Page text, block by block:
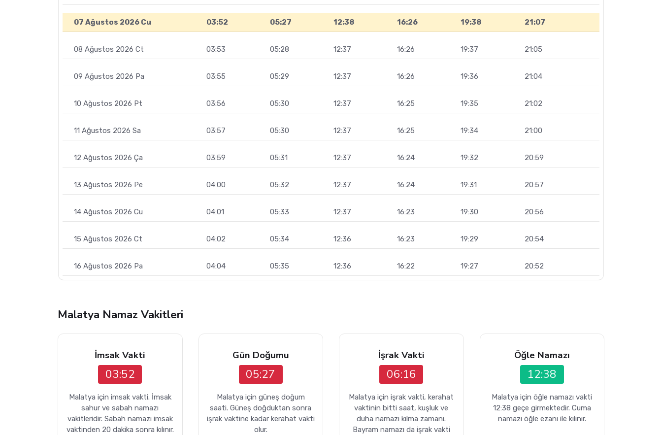
07 Ağustos 2026 Cu 03:52 05:27 12:38 16:26 19:38 21:07
08 Ağustos 2026 Ct 03:53 05:28 12:37 16:26 19:37 21:05
09 Ağustos 2026 Pa 03:55 05:29 12:37 16:26 19:36 21:04
10 Ağustos 2026 Pt 03:56 05:30 12:37 16:25 19:35 21:02
11 Ağustos 2026 Sa 03:57 05:30 12:37 16:25 19:34 21:00
12 Ağustos 2026 Ça 03:59 05:31 12:37 16:24 19:32 20:59
13 Ağustos 2026 Pe 04:00 05:32 12:37 16:24 19:31 20:57
14 Ağustos 2026 Cu 04:01 05:33 12:37 16:23 19:30 20:56
15 Ağustos 2026 Ct 04:02 05:34 12:36 16:23 19:29 20:54
16 Ağustos 2026 Pa 04:04 05:35 12:36 16:22 19:27 20:52
Malatya Namaz Vakitleri
İmsak Vakti
03:52
Malatya için imsak vakti. İmsak
sahur ve sabah namazı
vakitleridir. Sabah namazı imsak
vaktinden 20 dakika sonra kılınır.
Gün Doğumu
05:27
Malatya için güneş doğum
saati. Güneş doğduktan sonra
işrak vaktine kadar kerahat vakti
olur.
İşrak Vakti
06:16
Malatya için işrak vakti, kerahat
vaktinin bitti saat, kuşluk ve
duha namazı kılma zamanı.
Bayram namazı da işrak vakti
Öğle Namazı
12:38
Malatya için öğle namazı vakti
12:38 geçe girmektedir. Cuma
namazı öğle ezanı ile kılınır.